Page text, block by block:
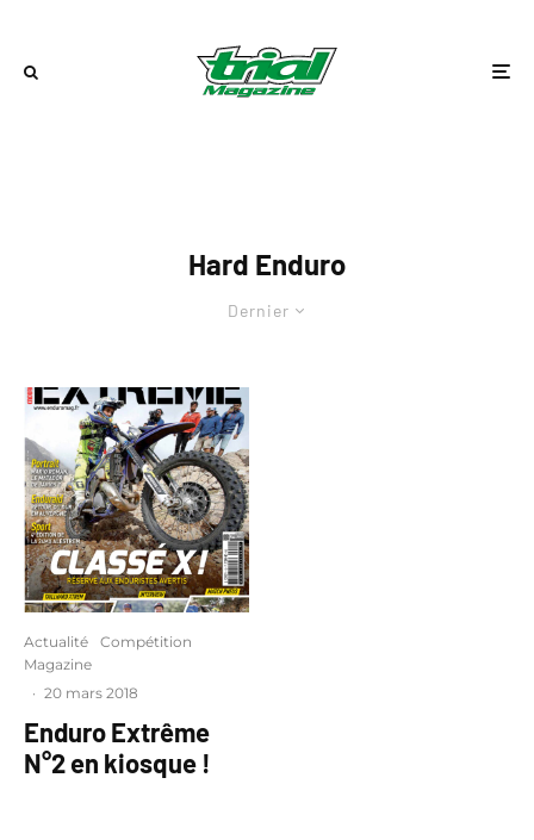
Hard Enduro
Dernier
Actualité
Compétition
Magazine
· 20 mars 2018
Enduro Extrême
N°2 en kiosque !